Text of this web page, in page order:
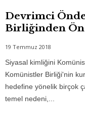
Devrimci
Birliğinden
19 Temmuz 2018
Siyasal kimliğini
Komünistler Birliği'nin
hedefine yönelik birçok
temel nedeni,...